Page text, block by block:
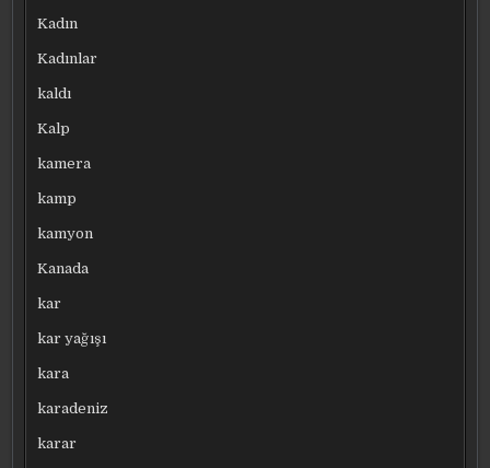
Kadın
Kadınlar
kaldı
Kalp
kamera
kamp
kamyon
Kanada
kar
kar yağışı
kara
karadeniz
karar